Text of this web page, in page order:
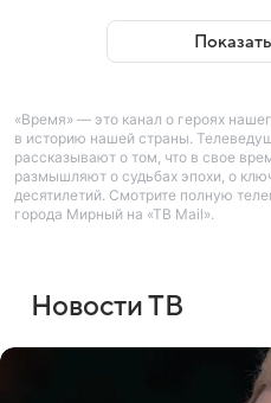
«Время» — это канал о героях
в историю нашей страны.
рассказывают о том, что в свое
размышляют о судьбах эпохи, о
десятилетий. Смотрите полную
города Мирный на «ТВ Mail».
Новости ТВ